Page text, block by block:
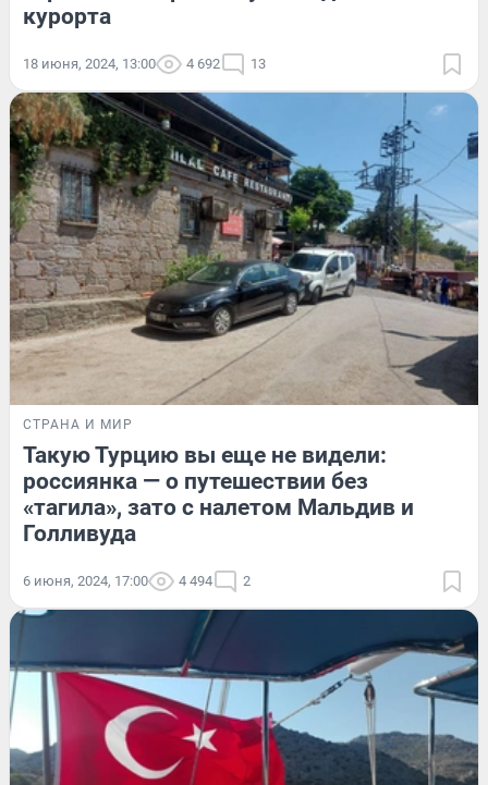
курорта
18 июня, 2024, 13:00 4 692 13
СТРАНА И МИР
Такую Турцию вы еще не видели:
россиянка — о путешествии без
«тагила», зато с налетом Мальдив и
Голливуда
6 июня, 2024, 17:00 4 494 2